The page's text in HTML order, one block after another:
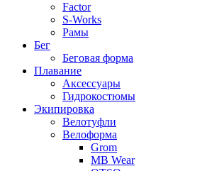
Factor
S-Works
Рамы
Бег
Беговая форма
Плавание
Аксессуары
Гидрокостюмы
Экипировка
Велотуфли
Велоформа
Grom
MB Wear